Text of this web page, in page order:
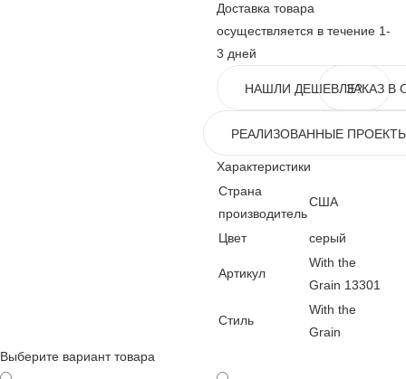
Доставка товара
осуществляется в течение 1-
3 дней
НАШЛИ ДЕШЕВЛЕ?ЗАКАЗ В
РЕАЛИЗОВАННЫЕ
Характеристики
Страна
производитель
США
Цвет серый
Артикул
With the
Grain 13301
Стиль
With the
Grain
Выберите вариант товара